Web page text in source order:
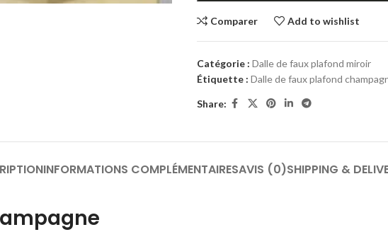
Comparer Add to wishlist
Catégorie : Dalle de faux plafond miroir
Étiquette : Dalle de faux plafond
Share:
INFORMATIONS COMPLÉMENTAIRESAVIS (0)SHIPPING &